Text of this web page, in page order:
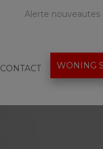
Alerte nouveautes
CONTACT WONING